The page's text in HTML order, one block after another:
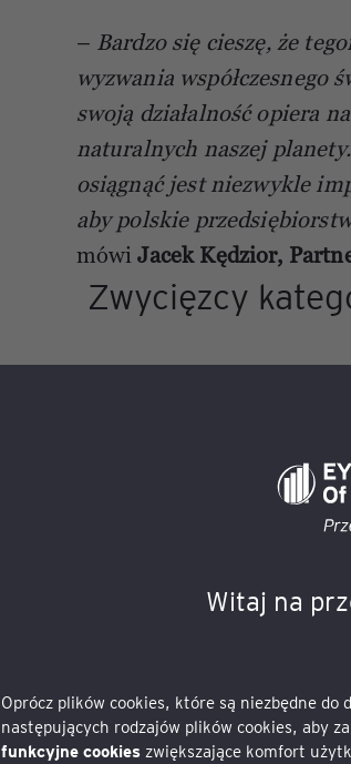
– Bardzo się cieszę, że
wyzwania współczesnego
swoją działalność opiera
naturalnych naszej
osiągnąć jest niezwykle
aby polskie
mówiJacek Kędzior,
Zwycięzcy
i zielonej produkcji
rynkach.
Witaj na
Oprócz plików cookies, które są niezbędne
następujących rodzajów plików cookies, aby
funkcyjne cookies zwiększające komfort